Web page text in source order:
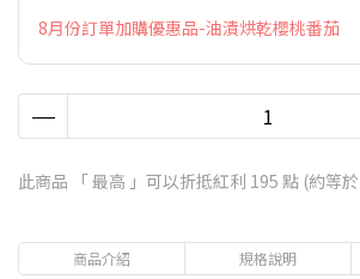
8月份訂單加購優惠品-油漬烘乾櫻桃番茄
此商品 「 最高 」可以折抵紅利 195 點 (約等於
商品介紹 規格說明